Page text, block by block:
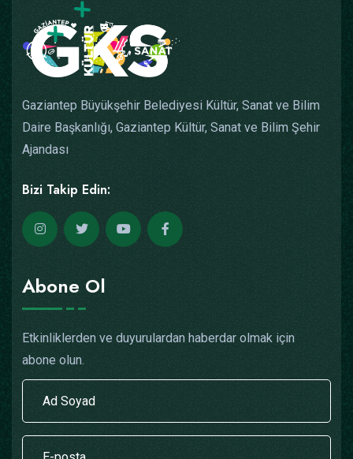
Gaziantep Büyükşehir Belediyesi Kültür, Sanat ve Bilim
Daire Başkanlığı, Gaziantep Kültür, Sanat ve Bilim Şehir
Ajandası
Bizi Takip Edin:
Abone Ol
Etkinliklerden ve duyurulardan haberdar olmak için
abone olun.